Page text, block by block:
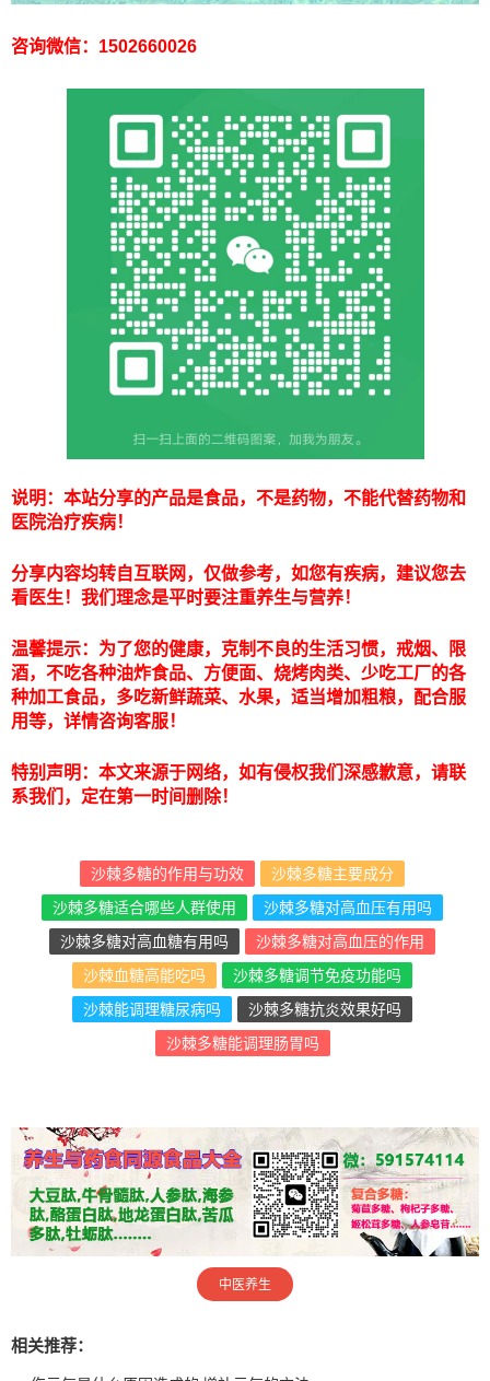
咨询微信：1502660026
说明：本站分享的产品是食品，不是药物，不能代替药物和
医院治疗疾病！
分享内容均转自互联网，仅做参考，如您有疾病，建议您去
看医生！我们理念是平时要注重养生与营养！
温馨提示：为了您的健康，克制不良的生活习惯，戒烟、限
酒，不吃各种油炸食品、方便面、烧烤肉类、少吃工厂的各
种加工食品，多吃新鲜蔬菜、水果，适当增加粗粮，配合服
用等，详情咨询客服！
特别声明：本文来源于网络，如有侵权我们深感歉意，请联
系我们，定在第一时间删除！
沙棘多糖的作用与功效
沙棘多糖主要成分
沙棘多糖适合哪些人群使用
沙棘多糖对高血压有用吗
沙棘多糖对高血糖有用吗
沙棘多糖对高血压的作用
沙棘血糖高能吃吗
沙棘多糖调节免疫功能吗
沙棘能调理糖尿病吗
沙棘多糖抗炎效果好吗
沙棘多糖能调理肠胃吗
中医养生
相关推荐：